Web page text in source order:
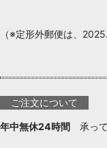
（※定形外郵便は、
ご注文について
年中無休24時間 承って